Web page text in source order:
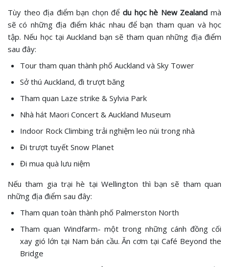
Tùy theo địa điểm bạn chọn đểdu học hè New Zealandmà
sẽ có những địa điểm khác nhau để bạn tham quan và học
tập. Nếu học tại Auckland bạn sẽ tham quan những địa điểm
sau đây:
Tour tham quan thành phố Auckland và Sky Tower
Sở thú Auckland, đi trượt băng
Tham quan Laze strike & Sylvia Park
Nhà hát Maori Concert & Auckland Museum
Indoor Rock Climbing trải nghiệm leo núi trong nhà
Đi trượt tuyết Snow Planet
Đi mua quà lưu niệm
Nếu tham gia trại hè tại Wellington thì bạn sẽ tham quan
những địa điểm sau đây:
Tham quan toàn thành phố Palmerston North
Tham quan Windfarm- một trong những cánh đồng cối
xay gió lớn tại Nam bán cầu. Ăn cơm tại Café Beyond the
Bridge